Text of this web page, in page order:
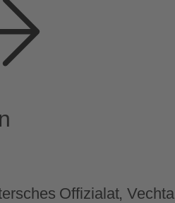
Offizialat, Vechta